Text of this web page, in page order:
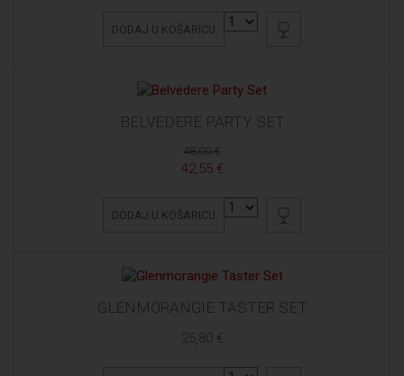
DODAJ U KOŠARICU
BELVEDERE PARTY SET
48,00 €
42,55 €
DODAJ U KOŠARICU
GLENMORANGIE TASTER SET
25,80 €